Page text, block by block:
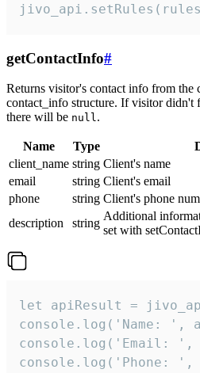
getContactInfo#
Returns visitor's contact info from the
contact_info structure. If visitor didn't
there will be null.
Name Type
client_name string Client's name
email
string Client's email
phone
string Client's phone
description
string
Additional
set with
let apiResult =
console.log('Name: ',
console.log('Email: ',
console.log('Phone: ',